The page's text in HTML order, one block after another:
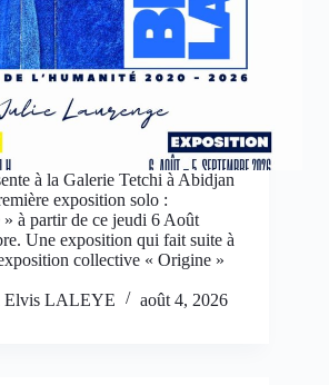
à la Galerie Tetchi à Abidjan
exposition solo :
à partir de ce jeudi 6 Août
Une exposition qui fait suite à
collective « Origine »
Elvis LALEYE
août 4, 2026